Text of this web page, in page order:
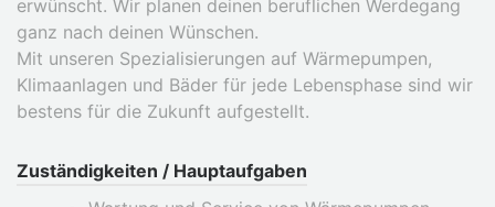
erwünscht. Wir planen deinen beruflichen Werdegang
ganz nach deinen Wünschen.
Mit unseren Spezialisierungen auf Wärmepumpen,
Klimaanlagen und Bäder für jede Lebensphase sind wir
bestens für die Zukunft aufgestellt.
Zuständigkeiten / Hauptaufgaben